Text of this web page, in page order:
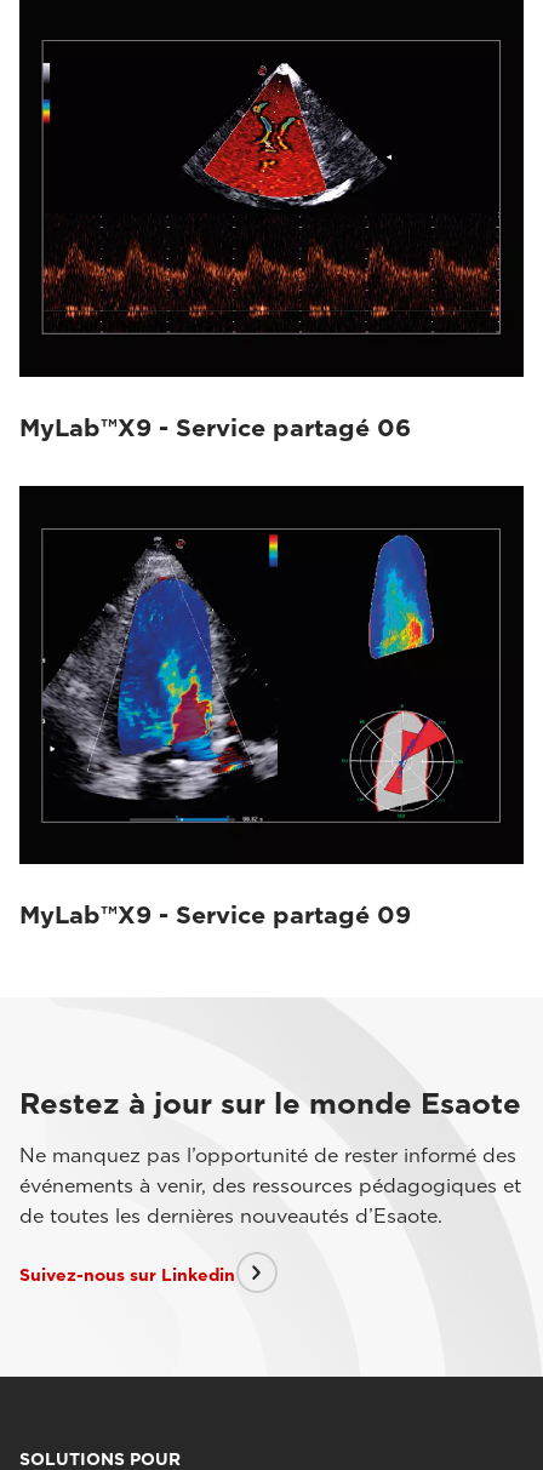
MyLab™X9 - Service partagé 06
MyLab™X9 - Service partagé 09
Restez à jour sur le monde Esaote
Ne manquez pas l’opportunité de rester informé des
événements à venir, des ressources pédagogiques et
de toutes les dernières nouveautés d’Esaote.
Suivez-nous sur Linkedin
SOLUTIONS POUR